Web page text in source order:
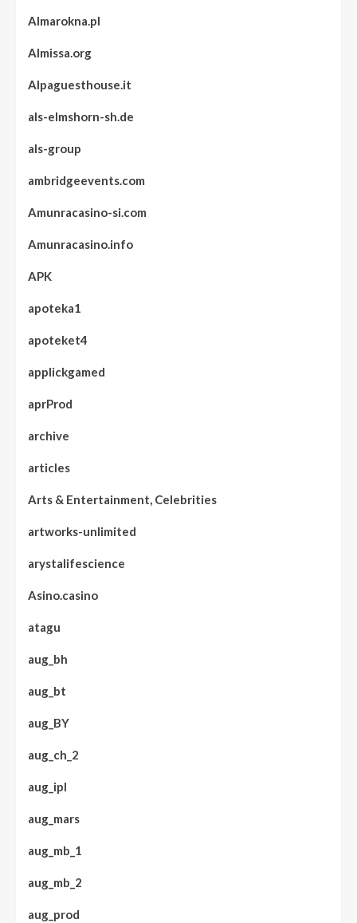
Almarokna.pl
Almissa.org
Alpaguesthouse.it
als-elmshorn-sh.de
als-group
ambridgeevents.com
Amunracasino-si.com
Amunracasino.info
APK
apoteka1
apoteket4
applickgamed
aprProd
archive
articles
Arts & Entertainment, Celebrities
artworks-unlimited
arystalifescience
Asino.casino
atagu
aug_bh
aug_bt
aug_BY
aug_ch_2
aug_ipl
aug_mars
aug_mb_1
aug_mb_2
aug_prod